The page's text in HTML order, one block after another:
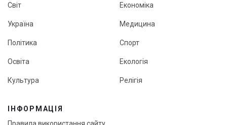
Світ
Україна
Політика
Освіта
Культура
Економіка
Медицина
Спорт
Екологія
Релігія
ІНФОРМАЦІЯ